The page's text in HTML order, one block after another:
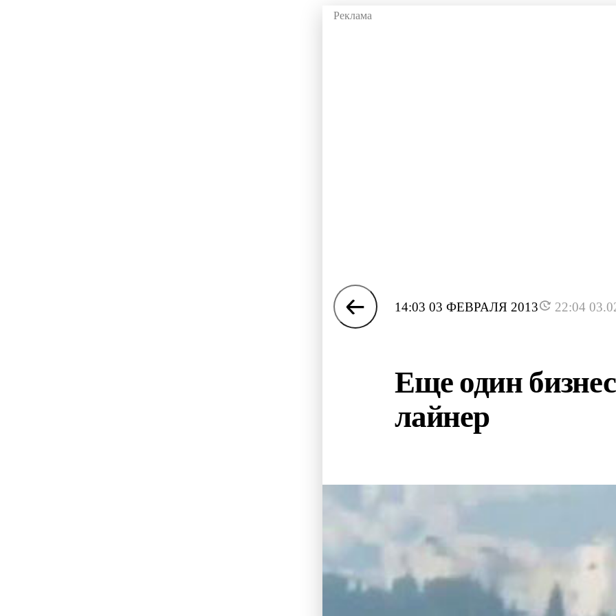
14:03 03 ФЕВРАЛЯ 2013 22:04
Еще один
лайнер